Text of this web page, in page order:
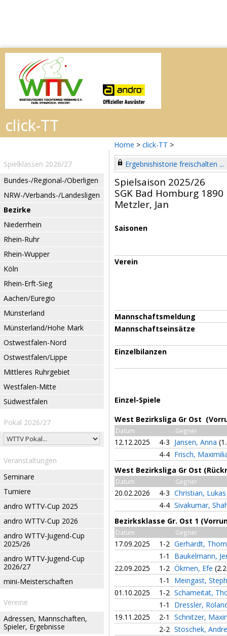
Home > click-TT >
Spielklassen 2026/27
Bundes-/Regional-/Oberligen
NRW-/Verbands-/Landesligen
Bezirke
Niederrhein
Rhein-Ruhr
Rhein-Wupper
Köln
Rhein-Erft-Sieg
Aachen/Euregio
Münsterland
Münsterland/Hohe Mark
Ostwestfalen-Nord
Ostwestfalen/Lippe
Mittleres Ruhrgebiet
Westfalen-Mitte
Südwestfalen
Pokal 2026/27
Veranstaltungen
Seminare
Turniere
andro WTTV-Cup 2025
andro WTTV-Cup 2026
andro WTTV-Jugend-Cup
2025/26
andro WTTV-Jugend-Cup
2026/27
mini-Meisterschaften
Vereine
Adressen, Mannschaften,
Spieler, Ergebnisse
Ergebnishistorie freischalten ...
Spielsaison 2025/26
SGK Bad Homburg 1890
Metzler, Jan
Saisonen
Verein
Mannschaftsmeldung
Mannschaftseinsätze
Einzelbilanzen
Einzel-Spiele
West Bezirksliga Gr Ost
Datum Gegner
12.12.2025 4-3 Jansen, Anna
4-4 Frisch,
West Bezirksliga Gr Ost
Datum Gegner
20.02.2026 4-3 Christian,
4-4 Sivakumar,
Bezirksklasse Gr. Ost 1
Datum Gegner
17.09.2025 1-2 Gerhardt,
1-1
Baukelmann,
22.09.2025
1-2 Ökmen, Efe
1-1
Meingast,
01.10.2025
1-2 Schameitat,
1-1
Dressler,
19.11.2025
2-1
Schnitzer,
2-2 Stoschek,